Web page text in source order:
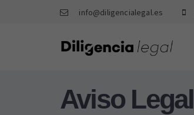
info@diligencialegal.es
Aviso Legal